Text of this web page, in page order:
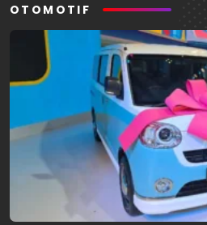
OTOMOTIF